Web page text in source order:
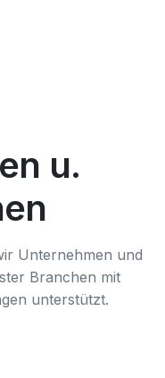
u.
Unternehmen und
Branchen mit
unterstützt.